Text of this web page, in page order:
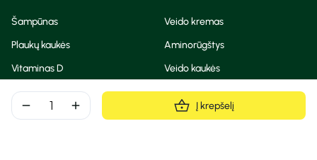
remove add Į krepšelį
Šampūnas
Veido kremas
Plaukų kaukės
Aminorūgštys
Vitaminas D
Veido kaukės
Korėjietiška kosmetika
Eteriniai aliejai
Dezodorantas
BB ir CC kremas